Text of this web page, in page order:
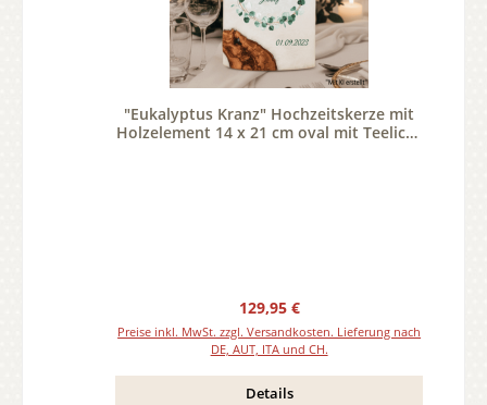
"Eukalyptus Kranz" Hochzeitskerze mit
Holzelement 14 x 21 cm oval mit Teelicht
Regulärer Preis:
129,95 €
Preise inkl. MwSt. zzgl. Versandkosten. Lieferung nach
DE, AUT, ITA und CH.
Details